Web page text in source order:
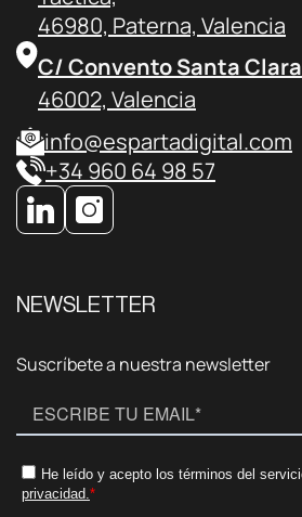
46980, Paterna, Valencia
C/ Convento Santa Clara
46002, Valencia
info@espartadigital.com
+34 960 64 98 57
NEWSLETTER
Suscríbete a nuestra newsletter